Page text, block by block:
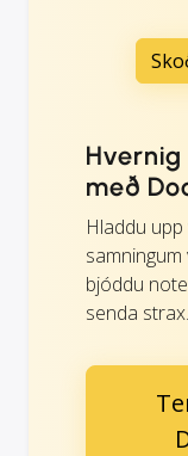
með
Hladdu
bjóddu
senda strax.